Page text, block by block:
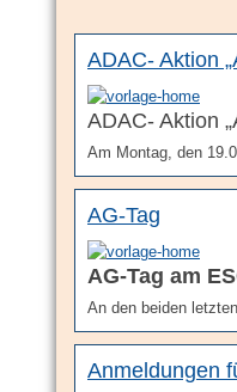
ADAC- Aktion
ADAC- Aktion
Am Montag, den
AG-Tag
AG-Tag am
An den beiden
Anmeldungen